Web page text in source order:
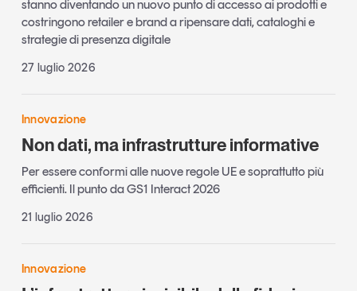
stanno diventando un nuovo punto di accesso ai prodotti e
costringono retailer e brand a ripensare dati, cataloghi e
strategie di presenza digitale
27 luglio 2026
Innovazione
Non dati, ma infrastrutture informative
Per essere conformi alle nuove regole UE e soprattutto più
efficienti. Il punto da GS1 Interact 2026
21 luglio 2026
Innovazione